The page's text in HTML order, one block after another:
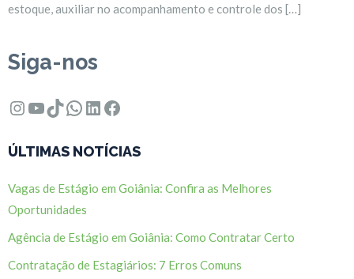
estoque, auxiliar no acompanhamento e controle dos […]
Siga-nos
Instagram
Youtube
TikTok
WhatsApp
LinkedIn
Facebook
ÚLTIMAS NOTÍCIAS
Vagas de Estágio em Goiânia: Confira as Melhores
Oportunidades
Agência de Estágio em Goiânia: Como Contratar Certo
Contratação de Estagiários: 7 Erros Comuns